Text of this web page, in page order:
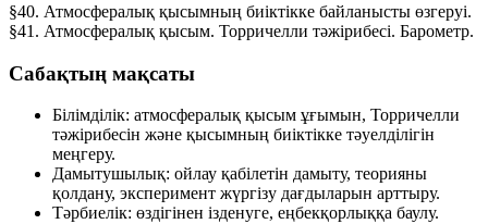
§40. Атмосфералық қысымның биіктікке байланысты өзгеруі.
§41. Атмосфералық қысым. Торричелли тәжірибесі. Барометр.
Сабақтың мақсаты
Білімділік: атмосфералық қысым ұғымын, Торричелли
тәжірибесін және қысымның биіктікке тәуелділігін
меңгеру.
Дамытушылық: ойлау қабілетін дамыту, теорияны
қолдану, эксперимент жүргізу дағдыларын арттыру.
Тәрбиелік: өздігінен ізденуге, еңбекқорлыққа баулу.